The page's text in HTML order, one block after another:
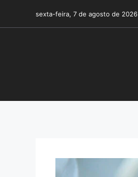
o
sexta-feira, 7 de agosto de 2026